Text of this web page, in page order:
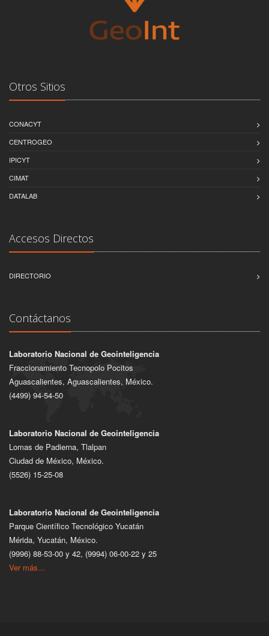
Otros Sitios
CONACYT
CENTROGEO
IPICYT
CIMAT
DATALAB
Accesos Directos
DIRECTORIO
Contáctanos
Laboratorio Nacional de Geointeligencia
Fraccionamiento Tecnopolo Pocitos
Aguascalientes, Aguascalientes, México.
(4499) 94-54-50
Laboratorio Nacional de Geointeligencia
Lomas de Padierna, Tlalpan
Ciudad de México, México.
(5526) 15-25-08
Laboratorio Nacional de Geointeligencia
Parque Científico Tecnológico Yucatán
Mérida, Yucatán, México.
(9996) 88-53-00 y 42, (9994) 06-00-22 y 25
Ver más...